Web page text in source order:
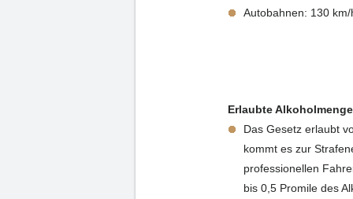
Autobahnen: 130
Erlaubte
Das Gesetz erlaubt
kommt es zur
professionellen
bis 0,5 Promile des